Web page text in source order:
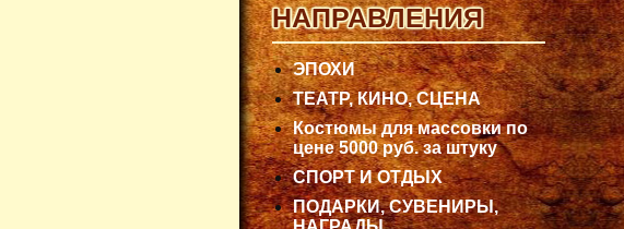
НАПРАВЛЕНИЯ
ЭПОХИ
ТЕАТР, КИНО, СЦЕНА
Костюмы для массовки по
цене 5000 руб. за штуку
СПОРТ И ОТДЫХ
ПОДАРКИ, СУВЕНИРЫ,